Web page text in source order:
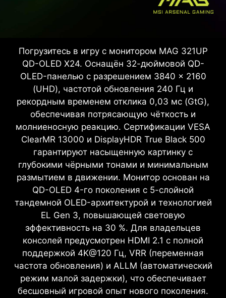
Погрузитесь в игру с монитором MAG 321UP
QD-OLED X24. Оснащён 32-дюймовой QD-
OLED-панелью с разрешением 3840 × 2160
(UHD), частотой обновления 240 Гц и
рекордным временем отклика 0,03 мс (GtG),
обеспечивая потрясающую чёткость и
молниеносную реакцию. Сертификации VESA
ClearMR 13000 и DisplayHDR True Black 500
гарантируют насыщенную картинку с
глубокими чёрными тонами и минимальным
размытием в движении. Монитор основан на
QD-OLED 4-го поколения с 5-слойной
тандемной OLED-архитектурой и технологией
EL Gen 3, повышающей световую
эффективность на 30 %. Для владельцев
консолей предусмотрен HDMI 2.1 с полной
поддержкой 4K@120 Гц, VRR (переменная
частота обновления) и ALLM (автоматический
режим малой задержки), что обеспечивает
бесшовный игровой опыт нового поколения.